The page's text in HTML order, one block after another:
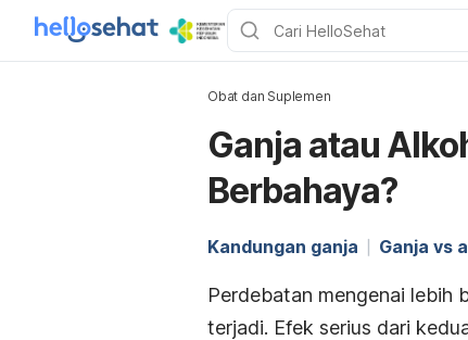
Obat dan Suplemen
Ganja atau
Berbahaya?
Kandungan ganja Ganja vs
Perdebatan mengenai lebih
terjadi. Efek serius dari